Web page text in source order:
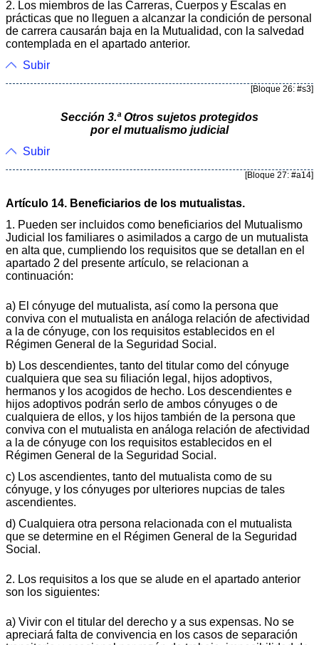
2. Los miembros de las Carreras, Cuerpos y Escalas en
prácticas que no lleguen a alcanzar la condición de personal
de carrera causarán baja en la Mutualidad, con la salvedad
contemplada en el apartado anterior.
Subir
[Bloque 26: #s3]
Sección 3.ª Otros sujetos protegidos
por el mutualismo judicial
Subir
[Bloque 27: #a14]
Artículo 14. Beneficiarios de los mutualistas.
1. Pueden ser incluidos como beneficiarios del Mutualismo
Judicial los familiares o asimilados a cargo de un mutualista
en alta que, cumpliendo los requisitos que se detallan en el
apartado 2 del presente artículo, se relacionan a
continuación:
a) El cónyuge del mutualista, así como la persona que
conviva con el mutualista en análoga relación de afectividad
a la de cónyuge, con los requisitos establecidos en el
Régimen General de la Seguridad Social.
b) Los descendientes, tanto del titular como del cónyuge
cualquiera que sea su filiación legal, hijos adoptivos,
hermanos y los acogidos de hecho. Los descendientes e
hijos adoptivos podrán serlo de ambos cónyuges o de
cualquiera de ellos, y los hijos también de la persona que
conviva con el mutualista en análoga relación de afectividad
a la de cónyuge con los requisitos establecidos en el
Régimen General de la Seguridad Social.
c) Los ascendientes, tanto del mutualista como de su
cónyuge, y los cónyuges por ulteriores nupcias de tales
ascendientes.
d) Cualquiera otra persona relacionada con el mutualista
que se determine en el Régimen General de la Seguridad
Social.
2. Los requisitos a los que se alude en el apartado anterior
son los siguientes:
a) Vivir con el titular del derecho y a sus expensas. No se
apreciará falta de convivencia en los casos de separación